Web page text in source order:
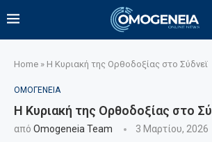
Home » Η Κυριακή της Ορθοδοξίας στο Σύδνεϊ
ΟΜΟΓΕΝΕΙΑ
Η Κυριακή της Ορθοδοξίας στο
από Omogeneia Team 3 Μαρτίου, 2026